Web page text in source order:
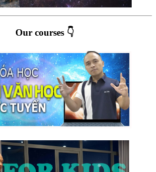
Our courses 👇